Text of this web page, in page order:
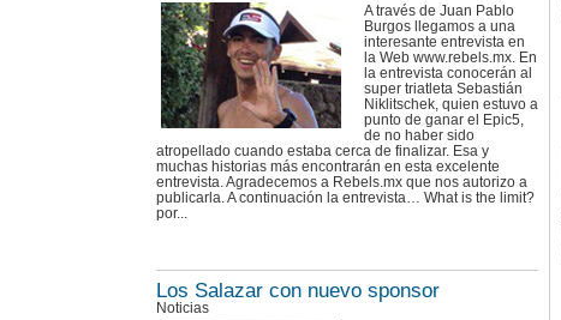
A través de Juan Pablo
Burgos llegamos a una
interesante entrevista en
la Web www.rebels.mx. En
la entrevista conocerán al
super triatleta Sebastián
Niklitschek, quien estuvo a
punto de ganar el Epic5,
de no haber sido
atropellado cuando estaba cerca de finalizar. Esa y
muchas historias más encontrarán en esta excelente
entrevista. Agradecemos a Rebels.mx que nos autorizo a
publicarla. A continuación la entrevista… What is the limit?
por...
Los Salazar con nuevo sponsor
Noticias